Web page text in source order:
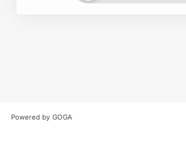
Powered by GOGA